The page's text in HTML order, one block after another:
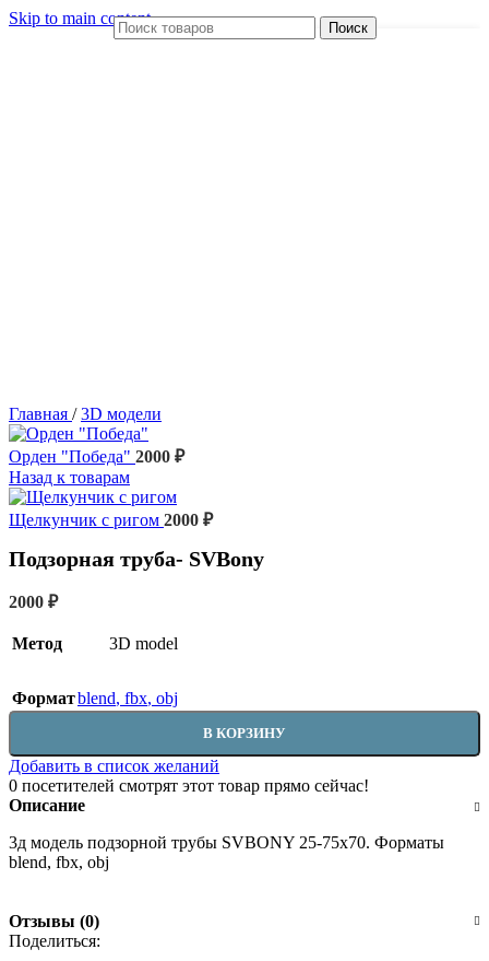
Skip to main content
Поиск
Главная / 3D модели
Орден "Победа" 2000 ₽
Назад к товарам
Щелкунчик с ригом 2000 ₽
Подзорная труба- SVBony
2000 ₽
Метод 3D model
Форматblend, fbx, obj
В КОРЗИНУ
Добавить в список желаний
0 посетителей смотрят этот товар прямо сейчас!
Описание
3д модель подзорной трубы SVBONY 25-75х70. Форматы
blend, fbx, obj
Отзывы (0)
Поделиться: